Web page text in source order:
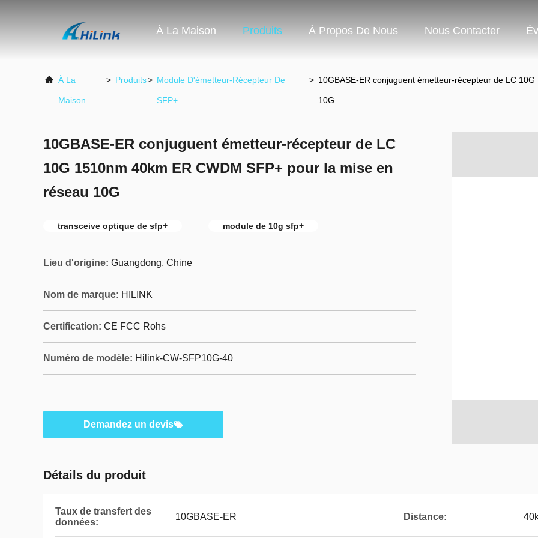
À La Maison Produits À Propos De Nous Nous Contacter
À La
Maison
> Produits> Module D'émetteur-Récepteur De
SFP+
> 10GBASE-ER conjuguent émetteur-récepteur de LC
10G
10GBASE-ER conjuguent émetteur-récepteur de LC
10G 1510nm 40km ER CWDM SFP+ pour la mise en
réseau 10G
transceive optique de sfp+ module de 10g sfp+
Lieu d'origine: Guangdong, Chine
Nom de marque: HILINK
Certification: CE FCC Rohs
Numéro de modèle: Hilink-CW-SFP10G-40
Demandez un devis
Détails du produit
Taux de transfert des
données:
10GBASE-ER Distance: